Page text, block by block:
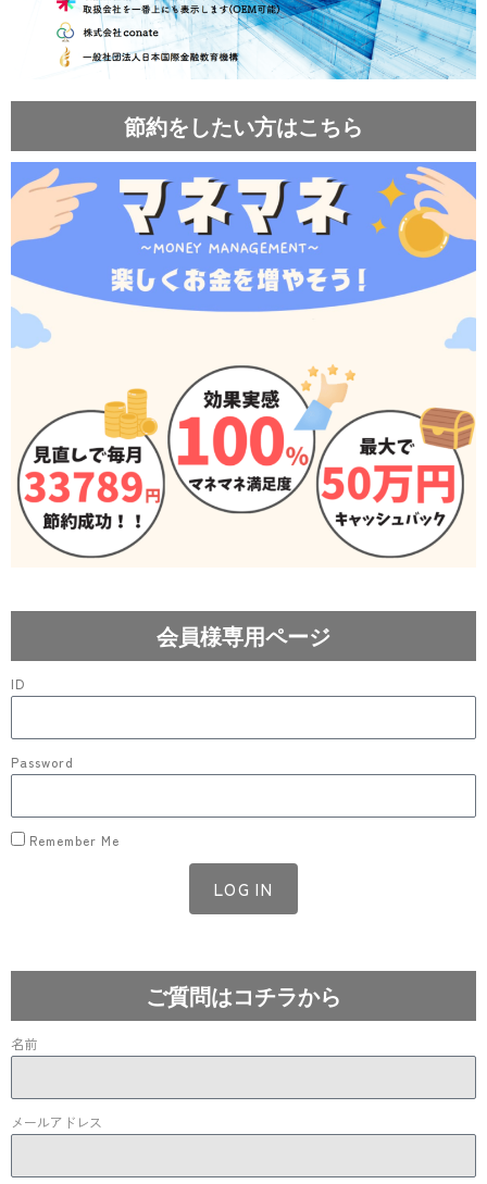
節約をしたい方はこちら
会員様専用ページ
ID
Password
Remember Me
LOG IN
ご質問はコチラから
名前
メールアドレス